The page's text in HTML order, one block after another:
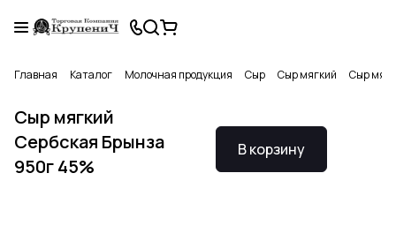
Главная Каталог Молочная продукция Сыр Сыр мягкий Сыр
Сыр мягкий
Сербская Брынза
950г 45%
В корзину